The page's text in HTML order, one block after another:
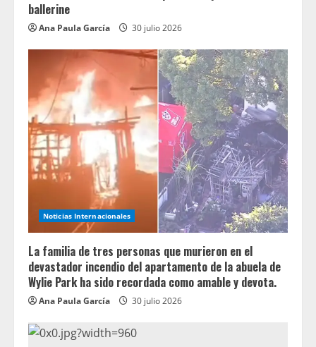
ballerine
Ana Paula García 30 julio 2026
Noticias Internacionales
La familia de tres personas que murieron en el
devastador incendio del apartamento de la abuela de
Wylie Park ha sido recordada como amable y devota.
Ana Paula García 30 julio 2026